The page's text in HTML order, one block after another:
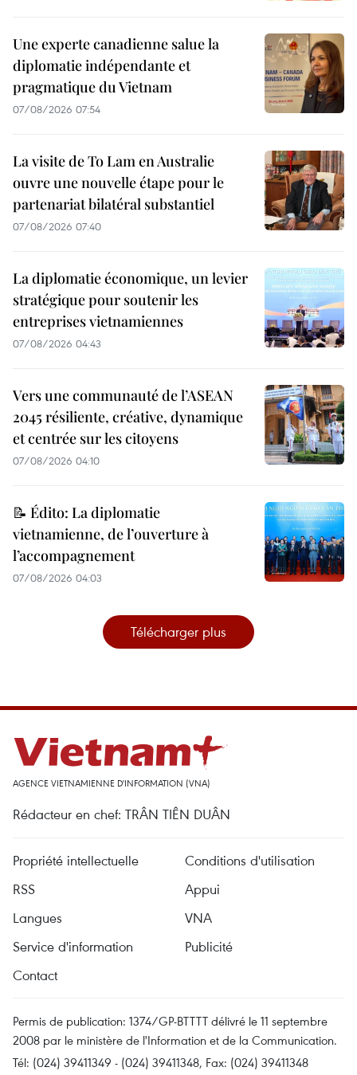
Une experte canadienne salue la
diplomatie indépendante et
pragmatique du Vietnam
07/08/2026 07:54
La visite de To Lam en Australie
ouvre une nouvelle étape pour le
partenariat bilatéral substantiel
07/08/2026 07:40
La diplomatie économique, un levier
stratégique pour soutenir les
entreprises vietnamiennes
07/08/2026 04:43
Vers une communauté de l’ASEAN
2045 résiliente, créative, dynamique
et centrée sur les citoyens
07/08/2026 04:10
📝 Édito: La diplomatie
vietnamienne, de l’ouverture à
l’accompagnement
07/08/2026 04:03
Télécharger plus
AGENCE VIETNAMIENNE D'INFORMATION (VNA)
Rédacteur en chef: TRÂN TIÊN DUÂN
Propriété intellectuelle
Conditions d'utilisation
RSS
Appui
Langues
VNA
Service d'information
Publicité
Contact
Permis de publication: 1374/GP-BTTTT délivré le 11 septembre
2008 par le ministère de l'Information et de la Communication.
Tél: (024) 39411349 - (024) 39411348, Fax: (024) 39411348